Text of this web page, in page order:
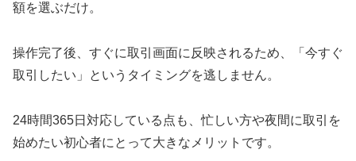
額を選ぶだけ。
操作完了後、すぐに取引画面に反映されるため、「今すぐ
取引したい」というタイミングを逃しません。
24時間365日対応している点も、忙しい方や夜間に取引を
始めたい初心者にとって大きなメリットです。